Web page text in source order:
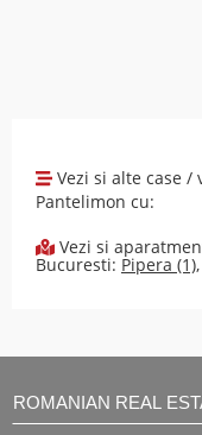
Vezi si alte case /
Pantelimon cu:
Vezi si
Bucuresti: Pipera (1),
ROMANIAN REAL